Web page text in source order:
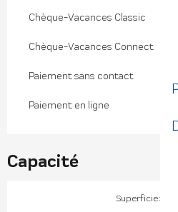
Chèque-Vacances Classic
Chèque-Vacances Connect
Paiement sans contact
Paiement en ligne
Capacité
Superficie :